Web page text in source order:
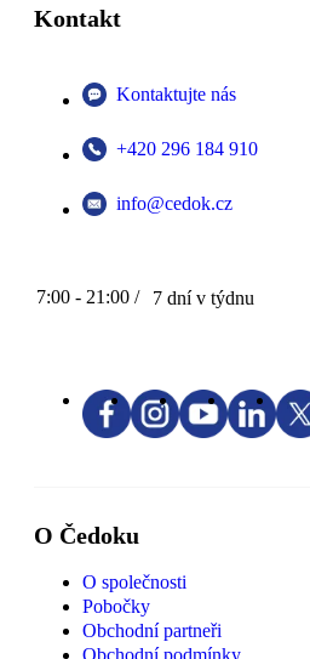
Kontakt
Kontaktujte nás
+420 296 184 910
info@cedok.cz
7:00 - 21:00 / 7 dní v týdnu
O Čedoku
O společnosti
Pobočky
Obchodní partneři
Obchodní podmínky